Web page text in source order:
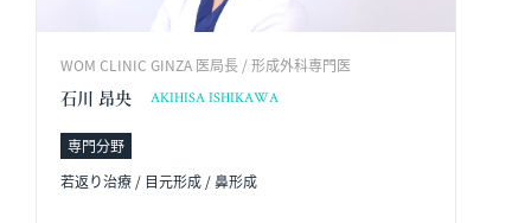
WOM CLINIC GINZA 医局長 / 形成外科専門医
石川 昂央 AKIHISA ISHIKAWA
専門分野
若返り治療 / 目元形成 / 鼻形成